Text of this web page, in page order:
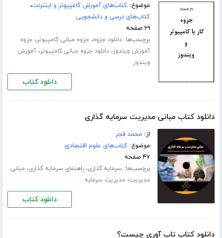
موضوع:کتاب‌های آموزش کامپیوتر و اینترنت،
کتاب‌های درسی و دانشجویی
۶۹ صفحه
برچسب‌ها:دانلود جزوه، جزوه مبانی کامپیوتر، جزوه
آموزش ویندوز،دانلود جزوه مبانی کامپیوتر،آموزش
ویندوز
دانلود کتاب
دانلود کتاب مبانی مدیریت سرمایه گذاری
از: محمد قجر
موضوع:کتاب‌های علوم اقتصادی
۴۷ صفحه
برچسب‌ها: سرمایه گذاری،راهنمای سرمایه گذاری، مبانی
مدیریت، مدیریت سرمایه
دانلود کتاب
دانلود کتاب تاب آوری چیست؟